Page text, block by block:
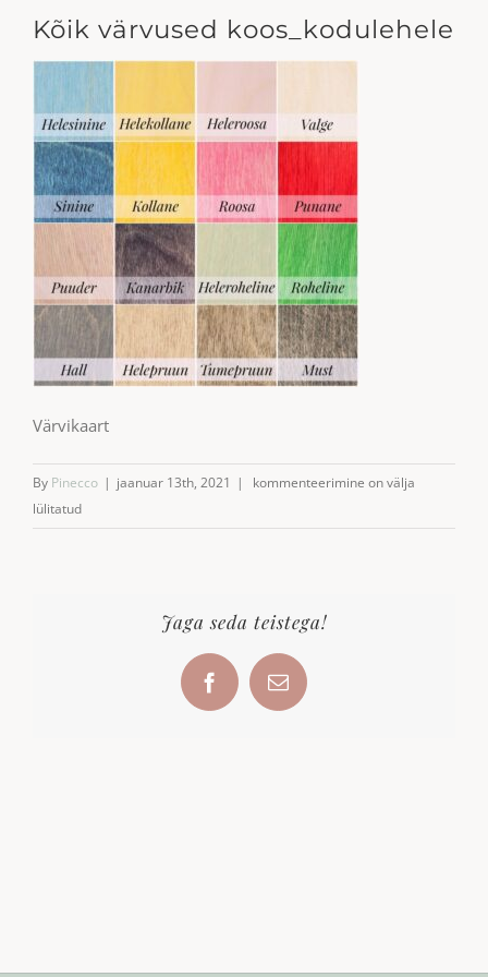
Kõik värvused koos_kodulehele
Värvikaart
By Pinecco | jaanuar 13th, 2021 |
Kõik
koos_kodulehele
kommenteerimine on välja
lülitatud
Jaga seda teistega!
FacebookEmail